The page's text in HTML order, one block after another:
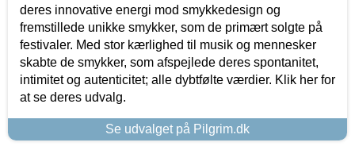
deres innovative energi mod smykkedesign og
fremstillede unikke smykker, som de primært solgte på
festivaler. Med stor kærlighed til musik og mennesker
skabte de smykker, som afspejlede deres spontanitet,
intimitet og autenticitet; alle dybtfølte værdier. Klik her for
at se deres udvalg.
Se udvalget på Pilgrim.dk